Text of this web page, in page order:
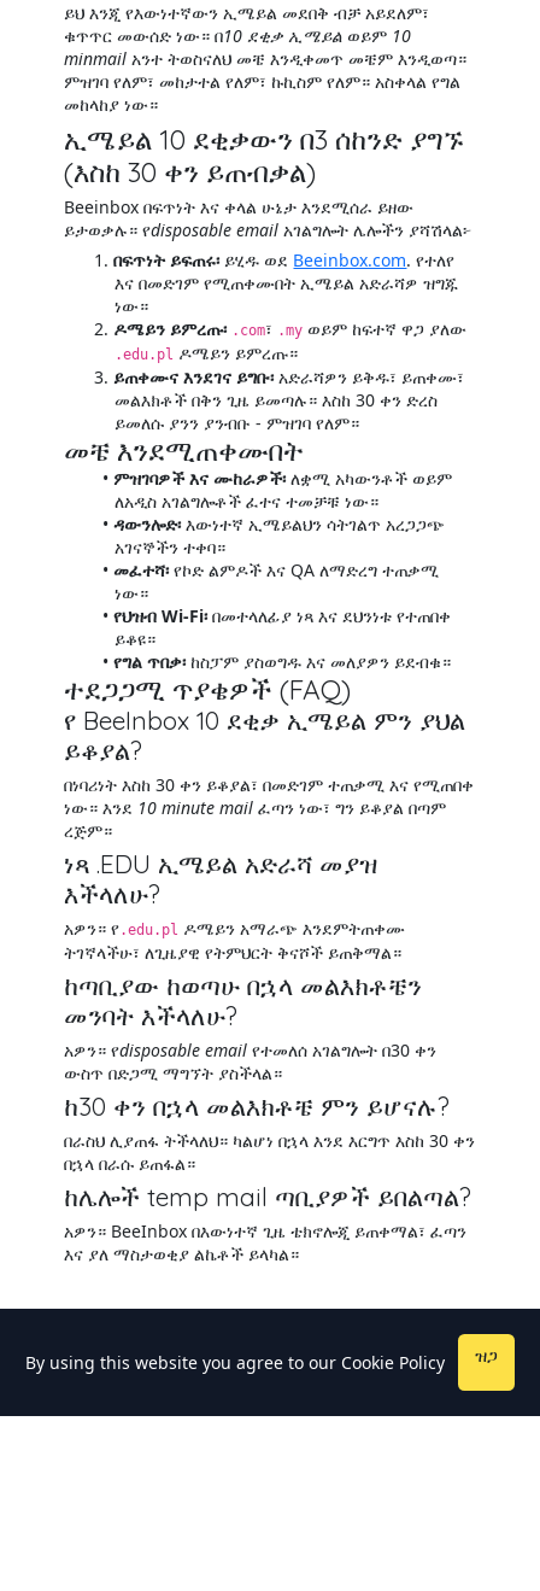
ይህ እንጂ የእውነተኛውን ኢሜይል መደበቅ ብቻ አይደለም፣
ቁጥጥር መውሰድ ነው። በ10 ደቂቃ ኢሜይልወይም 10
minmailአንተ ትወስናለህ መቼ እንዲቀመጥ መቼም እንዲወጣ።
ምዝገባ የለም፣ መከታተል የለም፣ ኩኪስም የለም። አስቀላል የግል
መከላከያ ነው።
ኢሜይል 10 ደቂቃውን በ3 ሰከንድ ያግኙ
(እስከ 30 ቀን ይጠብቃል)
Beeinbox በፍጥነት እና ቀላል ሁኔታ እንደሚሰራ ይዘው
ይታወቃሉ። የdisposable emailአገልግሎት ሌሎችን ያሻሽላል፦
በፍጥነት ይፍጠሩ፡ይሂዱ ወደ Beeinbox.com. የተለየ
እና በመድገም የሚጠቀሙበት ኢሜይል አድራሻዎ ዝግጁ
ነው።
ዶሜይን ይምረጡ፡ .com፣ .my ወይም ከፍተኛ ዋጋ ያለው
.edu.pl ዶሜይን ይምረጡ።
ይጠቀሙና እንደገና ይግቡ፡አድራሻዎን ይቅዱ፣ ይጠቀሙ፣
መልእክቶች በቅን ጊዜ ይመጣሉ። እስከ 30 ቀን ድረስ
ይመለሱ ያንን ያንብቡ - ምዝገባ የለም።
መቼ እንደሚጠቀሙበት
ምዝገባዎች እና ሙከራዎች፡ለቋሚ አካውንቶች ወይም
ለአዲስ አገልግሎቶች ፈተና ተመቻቹ ነው።
ዳውንሎድ፡እውነተኛ ኢሜይልህን ሳትገልጥ አረጋጋጭ
አገናኞችን ተቀባ።
መፈተሻ፡የኮድ ልምዶች እና QA ለማድረግ ተጠቃሚ
ነው።
የህዝብ Wi-Fi፡በመተላለፊያ ነጻ እና ደህንነቱ የተጠበቀ
ይቆዩ።
የግል ጥበቃ፡ከስፓም ያስወግዱ እና መለያዎን ይደብቁ።
ተደጋጋሚ ጥያቄዎች (FAQ)
የ BeeInbox 10 ደቂቃ ኢሜይል ምን ያህል
ይቆያል?
በነባሪነት እስከ 30 ቀን ይቆያል፣ በመድገም ተጠቃሚ እና የሚጠበቀ
ነው። እንደ 10 minute mailፈጣን ነው፣ ግን ይቆያል በጣም
ረጅም።
ነጻ .EDU ኢሜይል አድራሻ መያዝ
እችላለሁ?
አዎን። የ.edu.pl ዶሜይን አማራጭ እንደምትጠቀሙ
ትገኛላችሁ፣ ለጊዜያዊ የትምህርት ቅናሾች ይጠቅማል።
ከጣቢያው ከወጣሁ በኋላ መልእክቶቼን
መንባት እችላለሁ?
አዎን። የdisposable emailየተመለሰ አገልግሎት በ30 ቀን
ውስጥ በድጋሚ ማግኘት ያስችላል።
ከ30 ቀን በኋላ መልእክቶቼ ምን ይሆናሉ?
በራስህ ሊያጠፋ ትችላለህ። ካልሆነ በኋላ እንደ እርግጥ እስከ 30 ቀን
በኋላ በራሱ ይጠፋል።
ከሌሎች temp mail ጣቢያዎች ይበልጣል?
አዎን። BeeInbox በእውነተኛ ጊዜ ቴክኖሎጂ ይጠቀማል፣ ፈጣን
እና ያለ ማስታወቂያ ልኬቶች ይላካል።
By using this website you agree to our Cookie Policy ዝጋ